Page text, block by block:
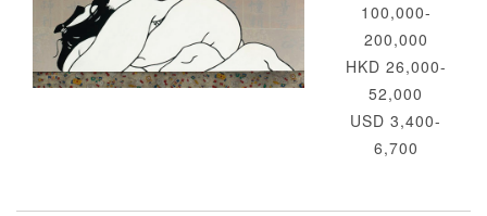
100,000-
200,000
HKD 26,000-
52,000
USD 3,400-
6,700